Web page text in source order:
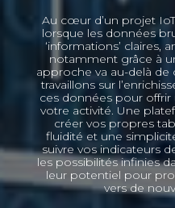
Au cœur d’un projet
lorsque les données
‘informations’ claires,
notamment grâce à
approche va au-delà
travaillons sur
ces données pour offrir
votre activité. Une
créer vos propres
fluidité et une
suivre vos indicateurs
les possibilités infinies
leur potentiel pour
vers de